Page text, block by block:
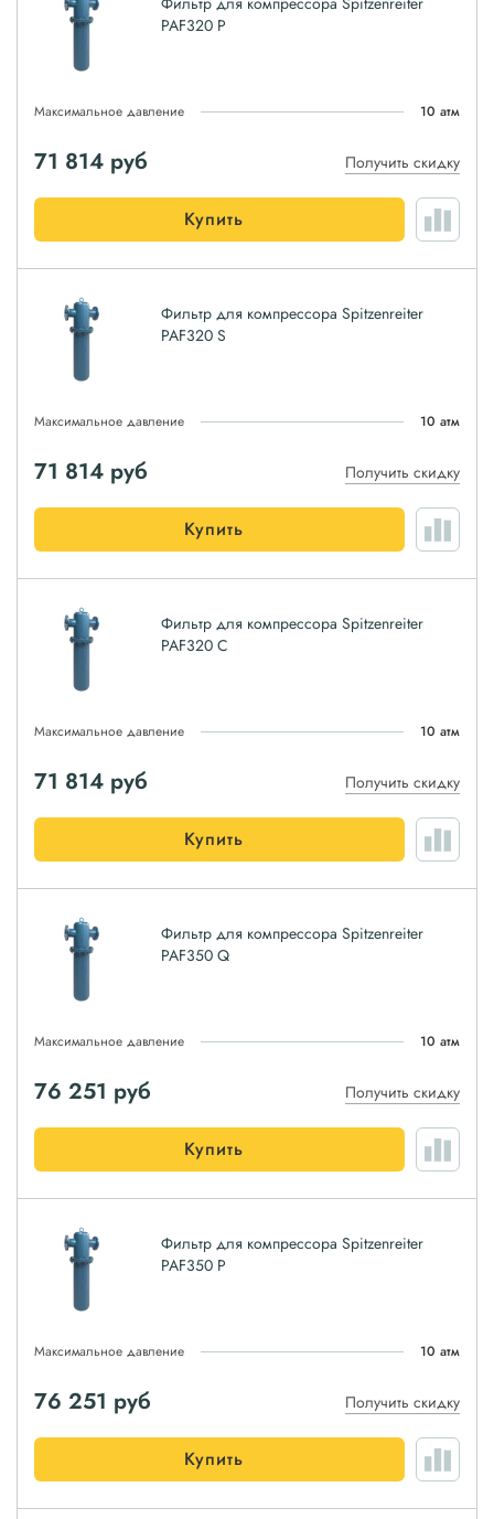
PAF320 P
Максимальное давление 10 атм
71 814 руб Получить скидку
Купить
Фильтр для компрессора Spitzenreiter
PAF320 S
Максимальное давление 10 атм
71 814 руб Получить скидку
Купить
Фильтр для компрессора Spitzenreiter
PAF320 C
Максимальное давление 10 атм
71 814 руб Получить скидку
Купить
Фильтр для компрессора Spitzenreiter
PAF350 Q
Максимальное давление 10 атм
76 251 руб Получить скидку
Купить
Фильтр для компрессора Spitzenreiter
PAF350 P
Максимальное давление 10 атм
76 251 руб Получить скидку
Купить